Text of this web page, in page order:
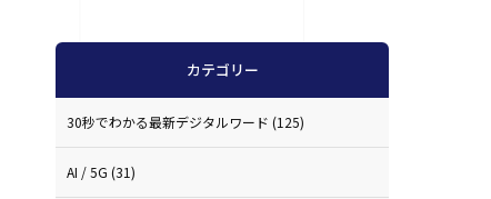
カテゴリー
30秒でわかる最新デジタルワード (125)
AI / 5G (31)